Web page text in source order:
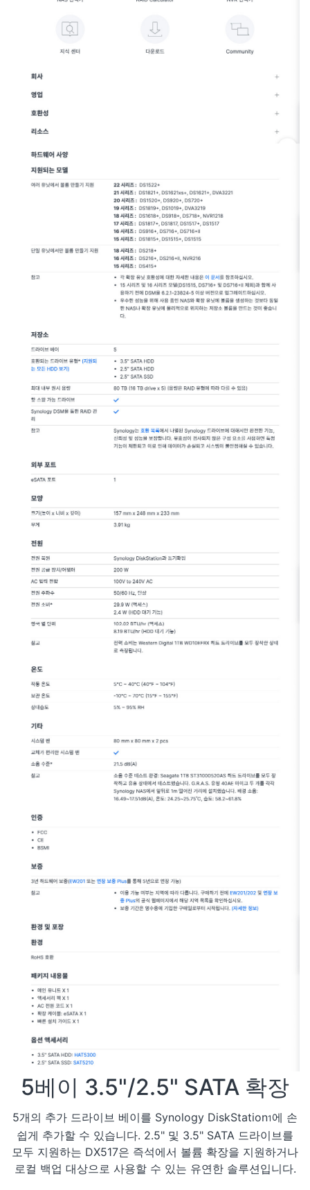
5베이 3.5"/2.5" SATA 확장
5개의 추가 드라이브 베이를 Synology DiskStation1 에 손
쉽게 추가할 수 있습니다. 2.5" 및 3.5" SATA 드라이브를
모두 지원하는 DX517은 즉석에서 볼륨 확장을 지원하거나
로컬 백업 대상으로 사용할 수 있는 유연한 솔루션입니다.